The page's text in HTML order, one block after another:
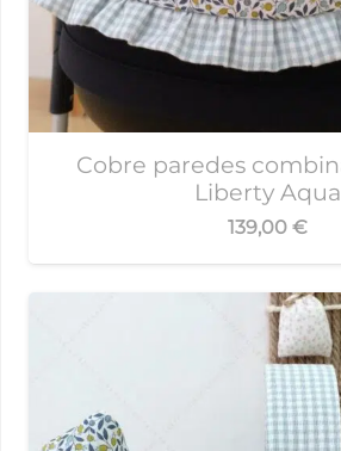
Cobre paredes
Liberty Aqua
139,00 €